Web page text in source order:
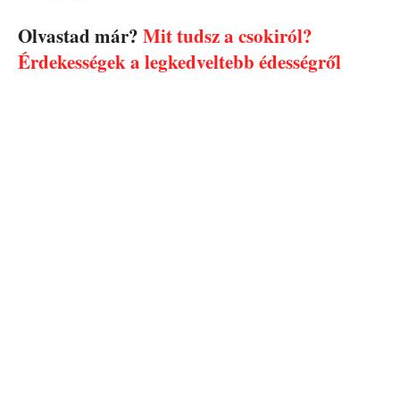
Olvastad már? Mit tudsz a csokiról?
Érdekességek a legkedveltebb édességről